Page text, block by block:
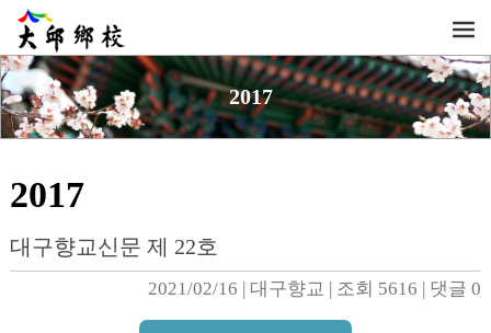
2017
2017
대구향교신문 제 22호
2021/02/16 대구향교 조회 5616 댓글 0